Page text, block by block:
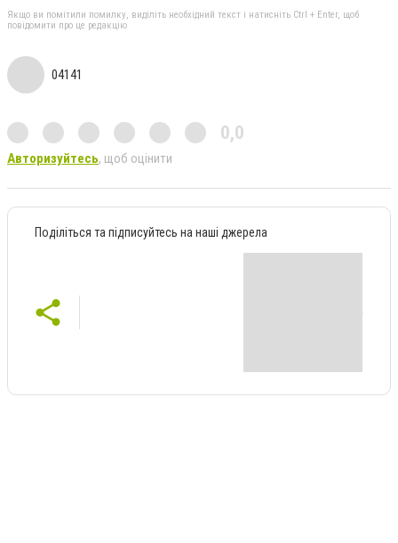
Якщо ви помітили помилку, виділіть необхідний текст і натисніть Ctrl + Enter, щоб
повідомити про це редакцію
04141
0,0
Авторизуйтесь, щоб оцінити
Поділіться та підписуйтесь на наші джерела